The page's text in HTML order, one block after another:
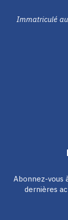
Immatriculé
Abonnez-vous
dernières